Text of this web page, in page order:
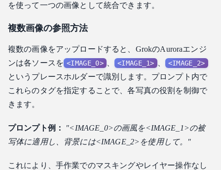
を使って一つの画像として統合できます。
複数画像の参照方法
複数の画像をアップロードすると、GrokのAuroraエンジ
ンは各ソースを <IMAGE_0> 、 <IMAGE_1> 、 <IMAGE_2>
というプレースホルダーで識別します。プロンプト内で
これらのタグを指定することで、各写真の役割を制御で
きます。
プロンプト例：
"<IMAGE_0>の画風を<IMAGE_1>の被
写体に適用し、背景には<IMAGE_2>を使用して。"
これにより、手作業でのマスキングやレイヤー操作なし